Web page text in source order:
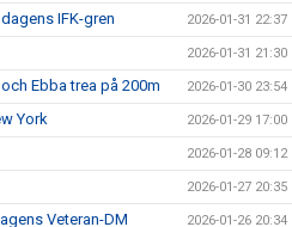
IFK-gren 2026-01-31 22:37
2026-01-31 21:30
Ebba trea på 200m 2026-01-30 23:54
York 2026-01-29 17:00
2026-01-28 09:12
2026-01-27 20:35
Veteran-DM 2026-01-26 20:34